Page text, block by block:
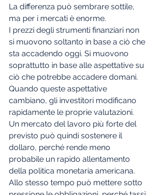
La differenza può sembrare sottile,
ma per i mercati è enorme.
I prezzi degli strumenti finanziari non
si muovono soltanto in base a ciò che
sta accadendo oggi. Si muovono
soprattutto in base alle aspettative su
ciò che potrebbe accadere domani.
Quando queste aspettative
cambiano, gli investitori modificano
rapidamente le proprie valutazioni.
Un mercato del lavoro più forte del
previsto può quindi sostenere il
dollaro, perché rende meno
probabile un rapido allentamento
della politica monetaria americana.
Allo stesso tempo può mettere sotto